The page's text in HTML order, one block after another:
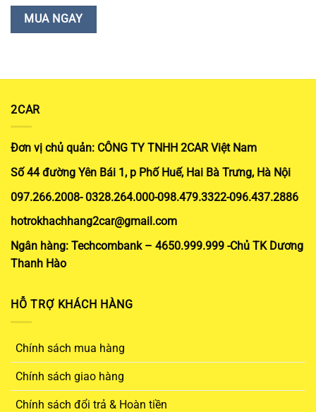
MUA NGAY
2CAR
Đơn vị chủ quản: CÔNG TY TNHH 2CAR Việt Nam
Số 44 đường Yên Bái 1, p Phố Huế, Hai Bà Trưng, Hà Nội
097.266.2008- 0328.264.000-098.479.3322-096.437.2886
hotrokhachhang2car@gmail.com
Ngân hàng: Techcombank – 4650.999.999 -Chủ TK Dương
Thanh Hào
HỖ TRỢ KHÁCH HÀNG
Chính sách mua hàng
Chính sách giao hàng
Chính sách đổi trả & Hoàn tiền